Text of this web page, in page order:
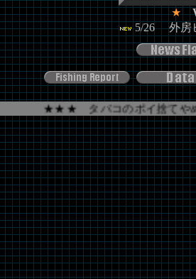
★
5/26 外房
★★★ タバコのポイ捨てや